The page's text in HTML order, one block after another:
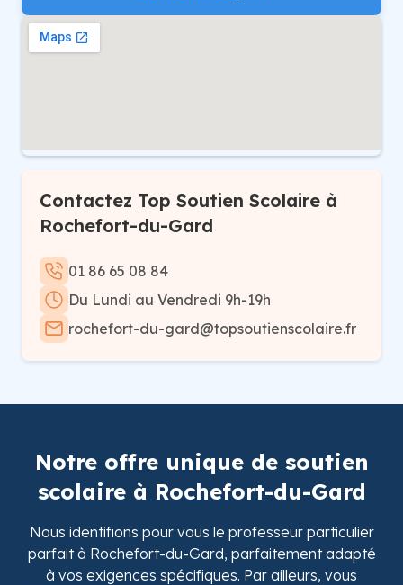
Contactez Top Soutien Scolaire à
Rochefort-du-Gard
01 86 65 08 84
Du Lundi au Vendredi 9h-19h
rochefort-du-gard@topsoutienscolaire.fr
Notre offre unique de soutien
scolaire à Rochefort-du-Gard
Nous identifions pour vous le professeur particulier
parfait à Rochefort-du-Gard, parfaitement adapté
à vos exigences spécifiques. Par ailleurs, vous